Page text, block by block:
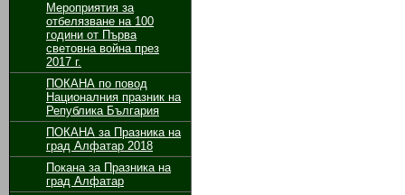
Мероприятия за
отбелязване на 100
години от Първа
световна война през
2017 г.
ПОКАНА по повод
Националния празник на
Република България
ПОКАНА за Празника на
град Алфатар 2018
Покана за Празника на
град Алфатар